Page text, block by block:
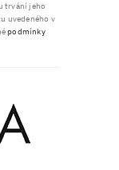
trvání jeho
uvedeného v
podmínky